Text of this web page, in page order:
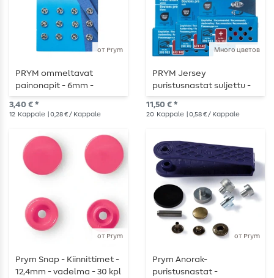
от Prym
PRYM ommeltavat
painonapit - 6mm -
hopea - 12 kpl
3,40 € *
12 Kappale | 0,28 € / Kappale
Много цветов
PRYM Jersey
puristusnastat suljettu -
12mm - 20 kpl
11,50 € *
20 Kappale | 0,58 € / Kappale
от Prym
Prym Snap - Kiinnittimet -
12,4mm - vadelma - 30 kpl
от Prym
Prym Anorak-
puristusnastat -